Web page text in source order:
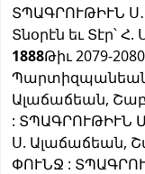
ՏՊԱԳՐՈՒԹԻՒՆ
Տնօրէն եւ Տէր՝
1888Թիւ 2079-
Պարտիզպանեան,
Ալաճաճեան,
: ՏՊԱԳՐՈՒԹԻՒՆ
Ս. Ալաճաճեան,
ՓՈՒՆՋ :